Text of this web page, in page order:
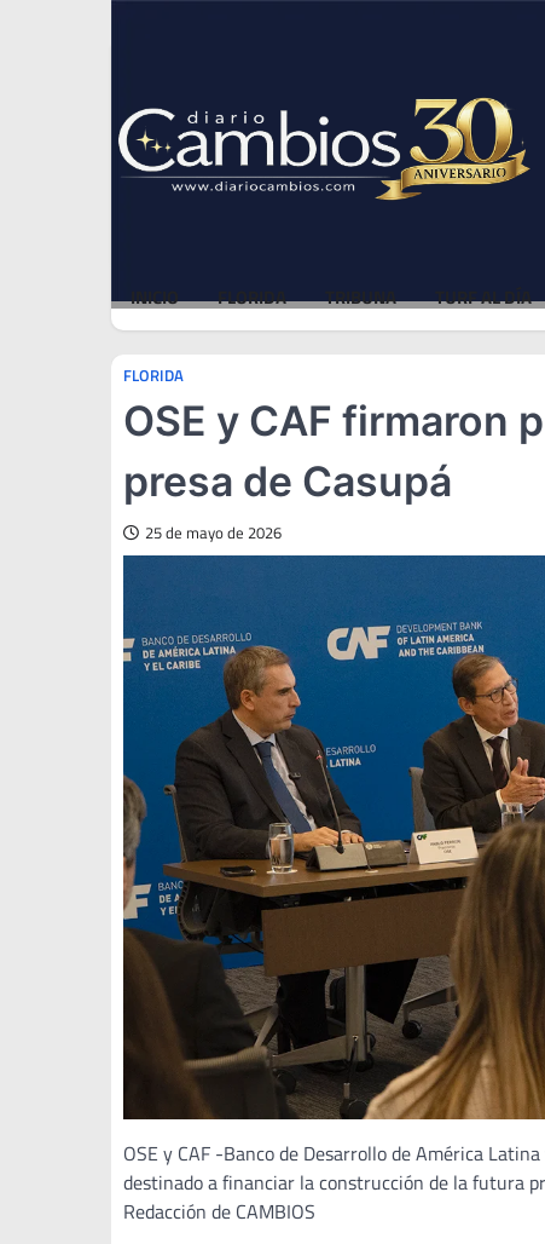
INICIO FLORIDA TRIBUNA TURF AL DÍA
FLORIDA
OSE y CAF firmaron
presa de Casupá
25 de mayo de 2026
OSE y CAF -Banco de Desarrollo de América
destinado a financiar la construcción de la futura
Redacción de CAMBIOS